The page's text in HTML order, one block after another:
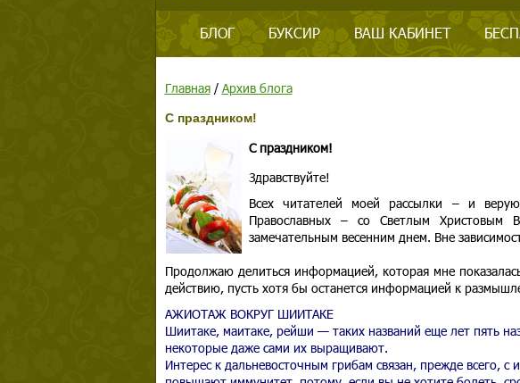
БЛОГ БУКСИР ВАШ КАБИНЕТ
Главная/ Архив блога
С праздником!
С праздником!
Здравствуйте!
Всех читателей моей рассылки – и
Православных – со Светлым Христовым
замечательным весенним днем. Вне
Продолжаю делиться информацией, которая мне
действию, пусть хотя бы останется информацией к
АЖИОТАЖ ВОКРУГ ШИИТАКЕ
Шиитаке, маитаке, рейши — таких названий еще лет пять
некоторые даже сами их выращивают.
Интерес к дальневосточным грибам связан, прежде всего,